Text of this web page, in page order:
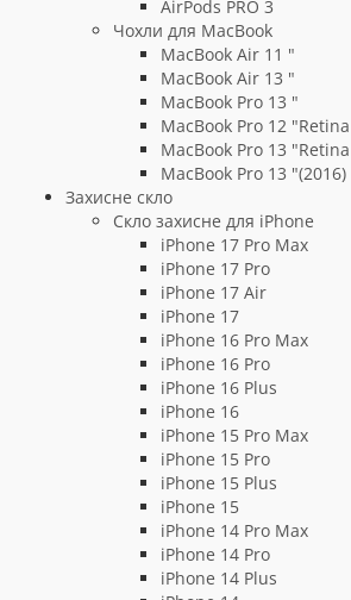
AirPods PRO 3
Чохли для MacBook
MacBook Air 11 "
MacBook Air 13 "
MacBook Pro 13 "
MacBook Pro 12 "Retina
MacBook Pro 13 "Retina
MacBook Pro 13 "(2016)
Захисне скло
Скло захисне для iPhone
iPhone 17 Pro Max
iPhone 17 Pro
iPhone 17 Air
iPhone 17
iPhone 16 Pro Max
iPhone 16 Pro
iPhone 16 Plus
iPhone 16
iPhone 15 Pro Max
iPhone 15 Pro
iPhone 15 Plus
iPhone 15
iPhone 14 Pro Max
iPhone 14 Pro
iPhone 14 Plus